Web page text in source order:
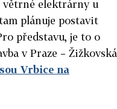
větrné elektrárny u
plánuje postavit
představu, je to o
v Praze – Žižkovská
Vrbice na